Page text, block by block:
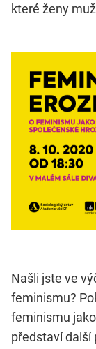
které ženy
Našli jste ve
feminismu?
feminismu
představí další